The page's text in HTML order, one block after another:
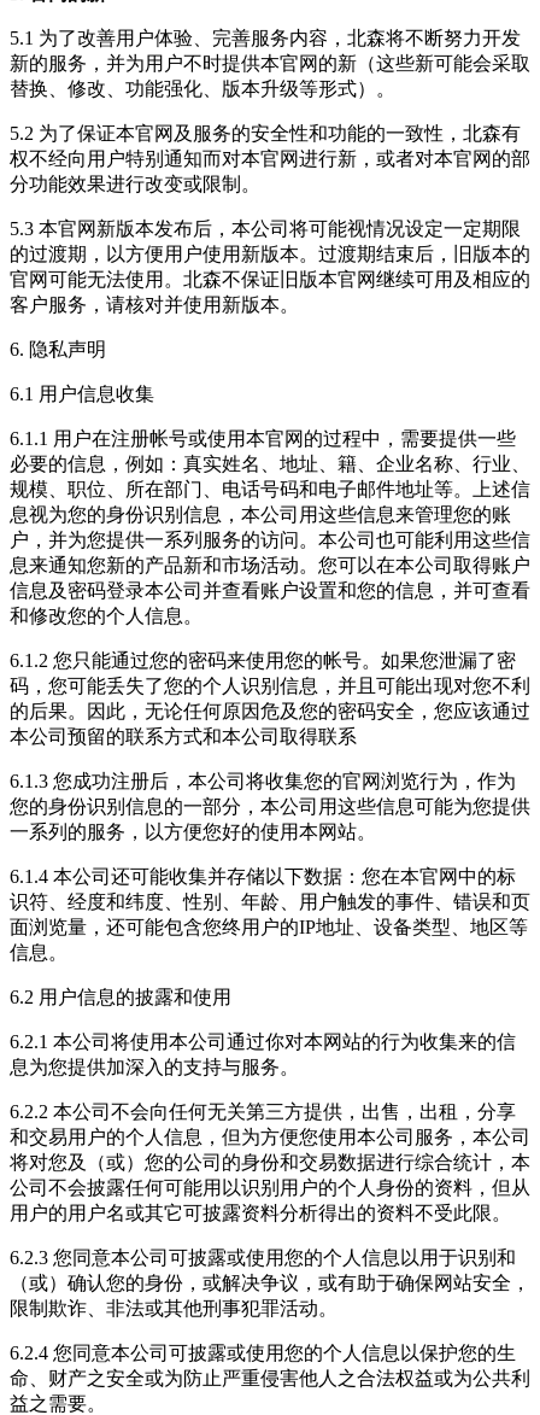
5.1 为了改善用户体验、完善服务内容，北森将不断努力开发
新的服务，并为用户不时提供本官网的新（这些新可能会采取
替换、修改、功能强化、版本升级等形式）。
5.2 为了保证本官网及服务的安全性和功能的一致性，北森有
权不经向用户特别通知而对本官网进行新，或者对本官网的部
分功能效果进行改变或限制。
5.3 本官网新版本发布后，本公司将可能视情况设定一定期限
的过渡期，以方便用户使用新版本。过渡期结束后，旧版本的
官网可能无法使用。北森不保证旧版本官网继续可用及相应的
客户服务，请核对并使用新版本。
6. 隐私声明
6.1 用户信息收集
6.1.1 用户在注册帐号或使用本官网的过程中，需要提供一些
必要的信息，例如：真实姓名、地址、籍、企业名称、行业、
规模、职位、所在部门、电话号码和电子邮件地址等。上述信
息视为您的身份识别信息，本公司用这些信息来管理您的账
户，并为您提供一系列服务的访问。本公司也可能利用这些信
息来通知您新的产品新和市场活动。您可以在本公司取得账户
信息及密码登录本公司并查看账户设置和您的信息，并可查看
和修改您的个人信息。
6.1.2 您只能通过您的密码来使用您的帐号。如果您泄漏了密
码，您可能丢失了您的个人识别信息，并且可能出现对您不利
的后果。因此，无论任何原因危及您的密码安全，您应该通过
本公司预留的联系方式和本公司取得联系
6.1.3 您成功注册后，本公司将收集您的官网浏览行为，作为
您的身份识别信息的一部分，本公司用这些信息可能为您提供
一系列的服务，以方便您好的使用本网站。
6.1.4 本公司还可能收集并存储以下数据：您在本官网中的标
识符、经度和纬度、性别、年龄、用户触发的事件、错误和页
面浏览量，还可能包含您终用户的IP地址、设备类型、地区等
信息。
6.2 用户信息的披露和使用
6.2.1 本公司将使用本公司通过你对本网站的行为收集来的信
息为您提供加深入的支持与服务。
6.2.2 本公司不会向任何无关第三方提供，出售，出租，分享
和交易用户的个人信息，但为方便您使用本公司服务，本公司
将对您及（或）您的公司的身份和交易数据进行综合统计，本
公司不会披露任何可能用以识别用户的个人身份的资料，但从
用户的用户名或其它可披露资料分析得出的资料不受此限。
6.2.3 您同意本公司可披露或使用您的个人信息以用于识别和
（或）确认您的身份，或解决争议，或有助于确保网站安全，
限制欺诈、非法或其他刑事犯罪活动。
6.2.4 您同意本公司可披露或使用您的个人信息以保护您的生
命、财产之安全或为防止严重侵害他人之合法权益或为公共利
益之需要。